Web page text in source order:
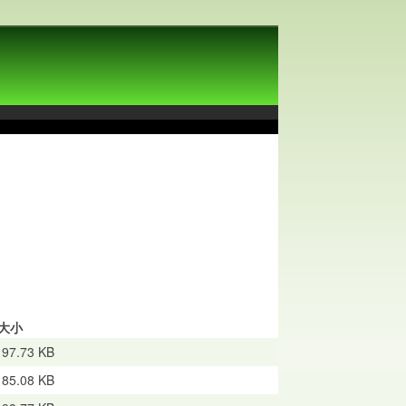
小
97.73 KB
85.08 KB